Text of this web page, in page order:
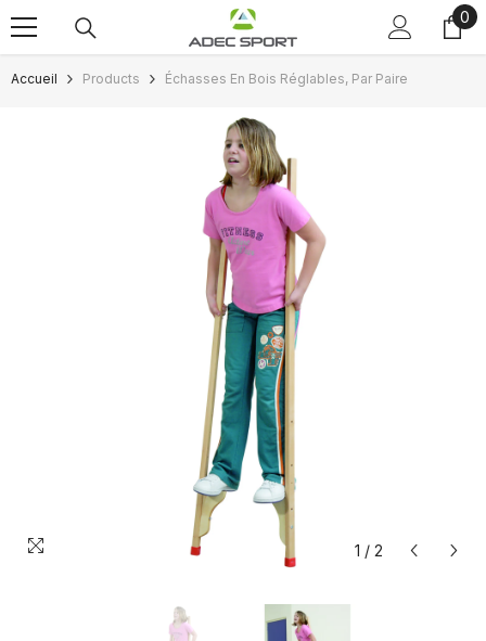
Passer au contenu 0
0
Accueil Products Échasses En Bois Réglables, Par Paire
1 / 2